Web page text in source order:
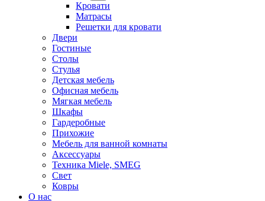
Кровати
Матрасы
Решетки для кровати
Двери
Гостиные
Столы
Стулья
Детская мебель
Офисная мебель
Мягкая мебель
Шкафы
Гардеробные
Прихожие
Мебель для ванной комнаты
Аксессуары
Техника Miele, SMEG
Свет
Ковры
О нас